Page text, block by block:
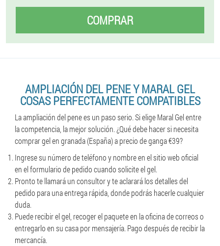
COMPRAR
AMPLIACIÓN DEL PENE Y MARAL GEL
COSAS PERFECTAMENTE COMPATIBLES
La ampliación del pene es un paso serio. Si elige Maral Gel entre
la competencia, la mejor solución. ¿Qué debe hacer si necesita
comprar gel en granada (España) a precio de ganga €39?
Ingrese su número de teléfono y nombre en el sitio web oficial
en el formulario de pedido cuando solicite el gel.
Pronto te llamará un consultor y te aclarará los detalles del
pedido para una entrega rápida, donde podrás hacerle cualquier
duda.
Puede recibir el gel, recoger el paquete en la oficina de correos o
entregarlo en su casa por mensajería. Pago después de recibir la
mercancía.